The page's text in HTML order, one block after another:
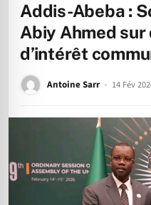
Addis-Abeba :
Abiy Ahmed
d’intérêt
Antoine Sarr 14 Fév